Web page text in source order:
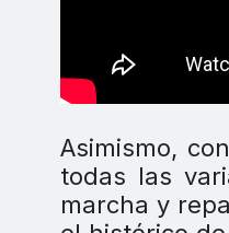
Asimismo,
todas las
marcha y